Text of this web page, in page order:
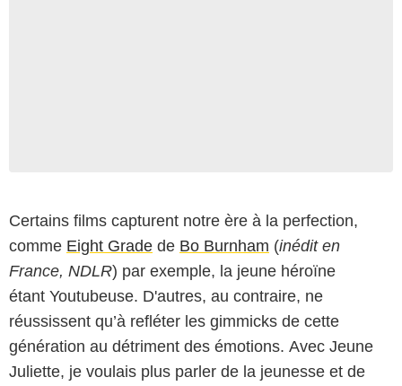
Certains films capturent notre ère à la perfection,
comme Eight Grade de Bo Burnham (inédit en
France, NDLR) par exemple, la jeune héroïne
étant Youtubeuse. D'autres, au contraire, ne
réussissent qu’à refléter les gimmicks de cette
génération au détriment des émotions. Avec Jeune
Juliette, je voulais plus parler de la jeunesse et de